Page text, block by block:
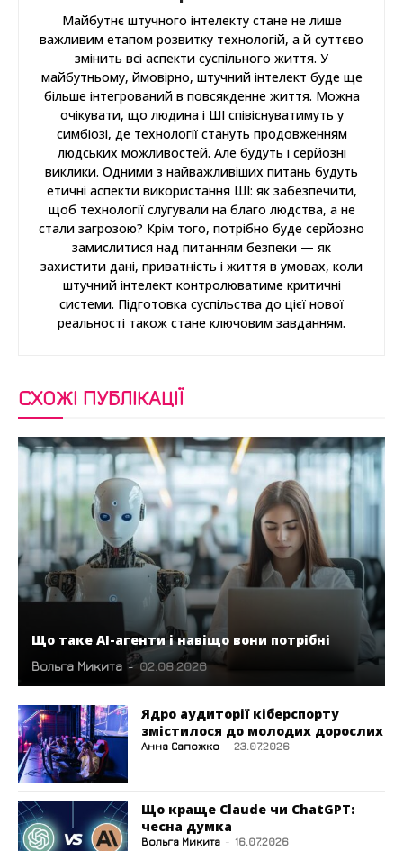
Майбутнє штучного інтелекту стане не лише
важливим етапом розвитку технологій, а й суттєво
змінить всі аспекти суспільного життя. У
майбутньому, ймовірно, штучний інтелект буде ще
більше інтегрований в повсякденне життя. Можна
очікувати, що людина і ШІ співіснуватимуть у
симбіозі, де технології стануть продовженням
людських можливостей. Але будуть і серйозні
виклики. Одними з найважливіших питань будуть
етичні аспекти використання ШІ: як забезпечити,
щоб технології слугували на благо людства, а не
стали загрозою? Крім того, потрібно буде серйозно
замислитися над питанням безпеки — як
захистити дані, приватність і життя в умовах, коли
штучний інтелект контролюватиме критичні
системи. Підготовка суспільства до цієї нової
реальності також стане ключовим завданням.
СХОЖІ ПУБЛІКАЦІЇ
Що таке AI-агенти і навіщо вони потрібні
Вольга Микита - 02.08.2026
Ядро аудиторії кіберспорту
змістилося до молодих дорослих
Анна Сапожко - 23.07.2026
Що краще Claude чи ChatGPT:
чесна думка
Вольга Микита - 16.07.2026